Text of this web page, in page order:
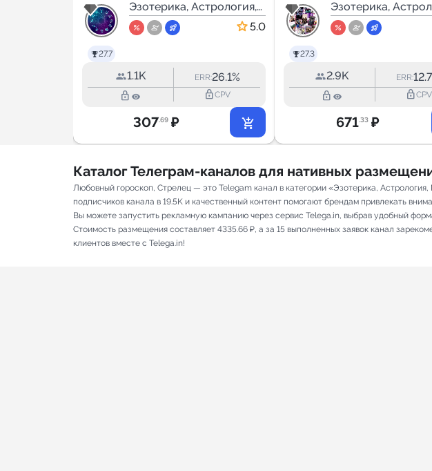
27.7
навигатор |
Гороскоп
Эзотерика, Астрология,
Мистика
5.0
1.1K ERR:26.1%
lock_outline lock_outlineCPV
307.69 ₽
27.3
гороскоп с
айдолами!
Эзотерика,
Мистика
2.9K ERR:
lock_outline lock_outlineCPV
671.33 ₽
Каталог Телеграм-каналов для нативных
Любовный гороскоп, Стрелец — это Telegam канал в категории «Эзотерика,
подписчиков канала в 19.5K и качественный контент помогают брендам привлекать
Вы можете запустить рекламную кампанию через сервис Telega.in, выбрав удобный
Стоимость размещения составляет 4335.66 ₽, а за 15 выполненных заявок канал
клиентов вместе с Telega.in!